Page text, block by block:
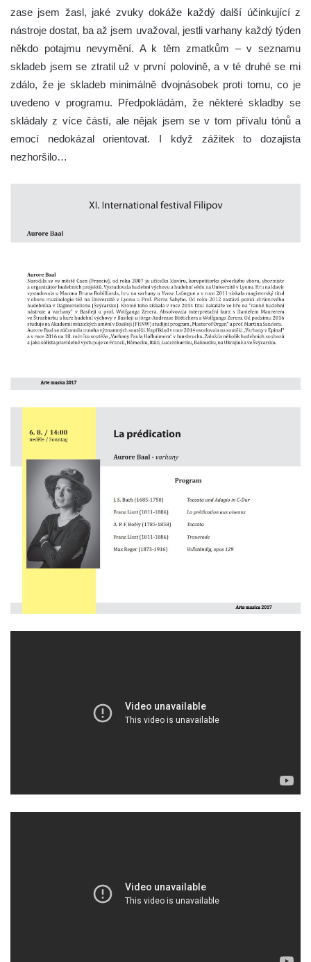
zase jsem žasl, jaké zvuky dokáže každý další účinkující z
nástroje dostat, ba až jsem uvažoval, jestli varhany každý týden
někdo potajmu nevymění. A k těm zmatkům – v seznamu
skladeb jsem se ztratil už v první polovině, a v té druhé se mi
zdálo, že je skladeb minimálně dvojnásobek proti tomu, co je
uvedeno v programu. Předpokládám, že některé skladby se
skládaly z více částí, ale nějak jsem se v tom přívalu tónů a
emocí nedokázal orientovat. I když zážitek to dozajista
nezhoršilo…